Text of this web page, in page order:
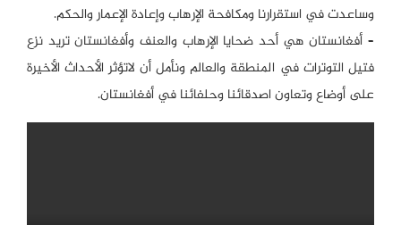
وساعدت في استقرارنا ومكافحة الإرهاب وإعادة الإعمار والحكم.
– أفغانستان هي أحد ضحايا الإرهاب والعنف وأفغانستان تريد نزع
فتيل التوترات في المنطقة والعالم ونأمل أن لاتؤثر الأحداث الأخيرة
على أوضاع وتعاون اصدقائنا وحلفائنا في أفغانستان.